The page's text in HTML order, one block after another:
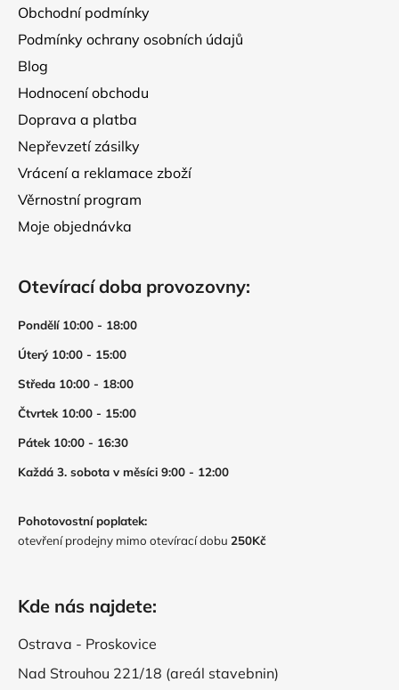
i
Obchodní podmínky
Podmínky ochrany osobních údajů
Blog
Hodnocení obchodu
Doprava a platba
Nepřevzetí zásilky
Vrácení a reklamace zboží
Věrnostní program
Moje objednávka
Otevírací doba provozovny:
Pondělí 10:00 - 18:00
Úterý 10:00 - 15:00
Středa 10:00 - 18:00
Čtvrtek 10:00 - 15:00
Pátek 10:00 - 16:30
Každá 3. sobota v měsíci 9:00 - 12:00
Pohotovostní poplatek:
otevření prodejny mimo otevírací dobu 250Kč
Kde nás najdete:
Ostrava - Proskovice
Nad Strouhou 221/18 (areál stavebnin)